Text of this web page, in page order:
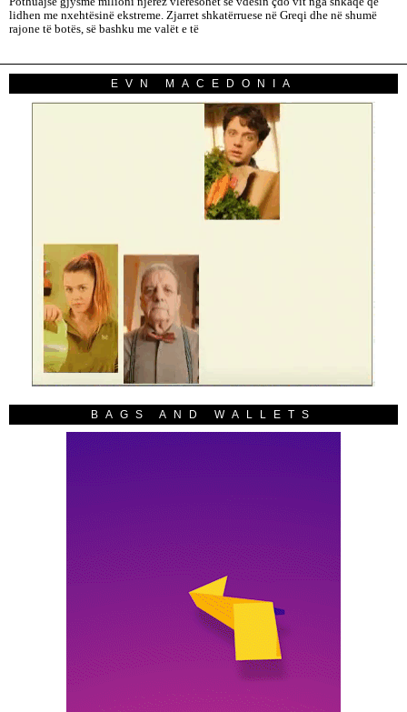
lidhen me nxehtësinë ekstreme. Zjarret shkatërruese në Greqi dhe në shumë
rajone të botës, së bashku me valët e të
EVN MACEDONIA
BAGS AND WALLETS